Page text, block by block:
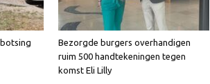
Bezorgde burgers overhandigen
ruim 500 handtekeningen tegen
komst Eli Lilly